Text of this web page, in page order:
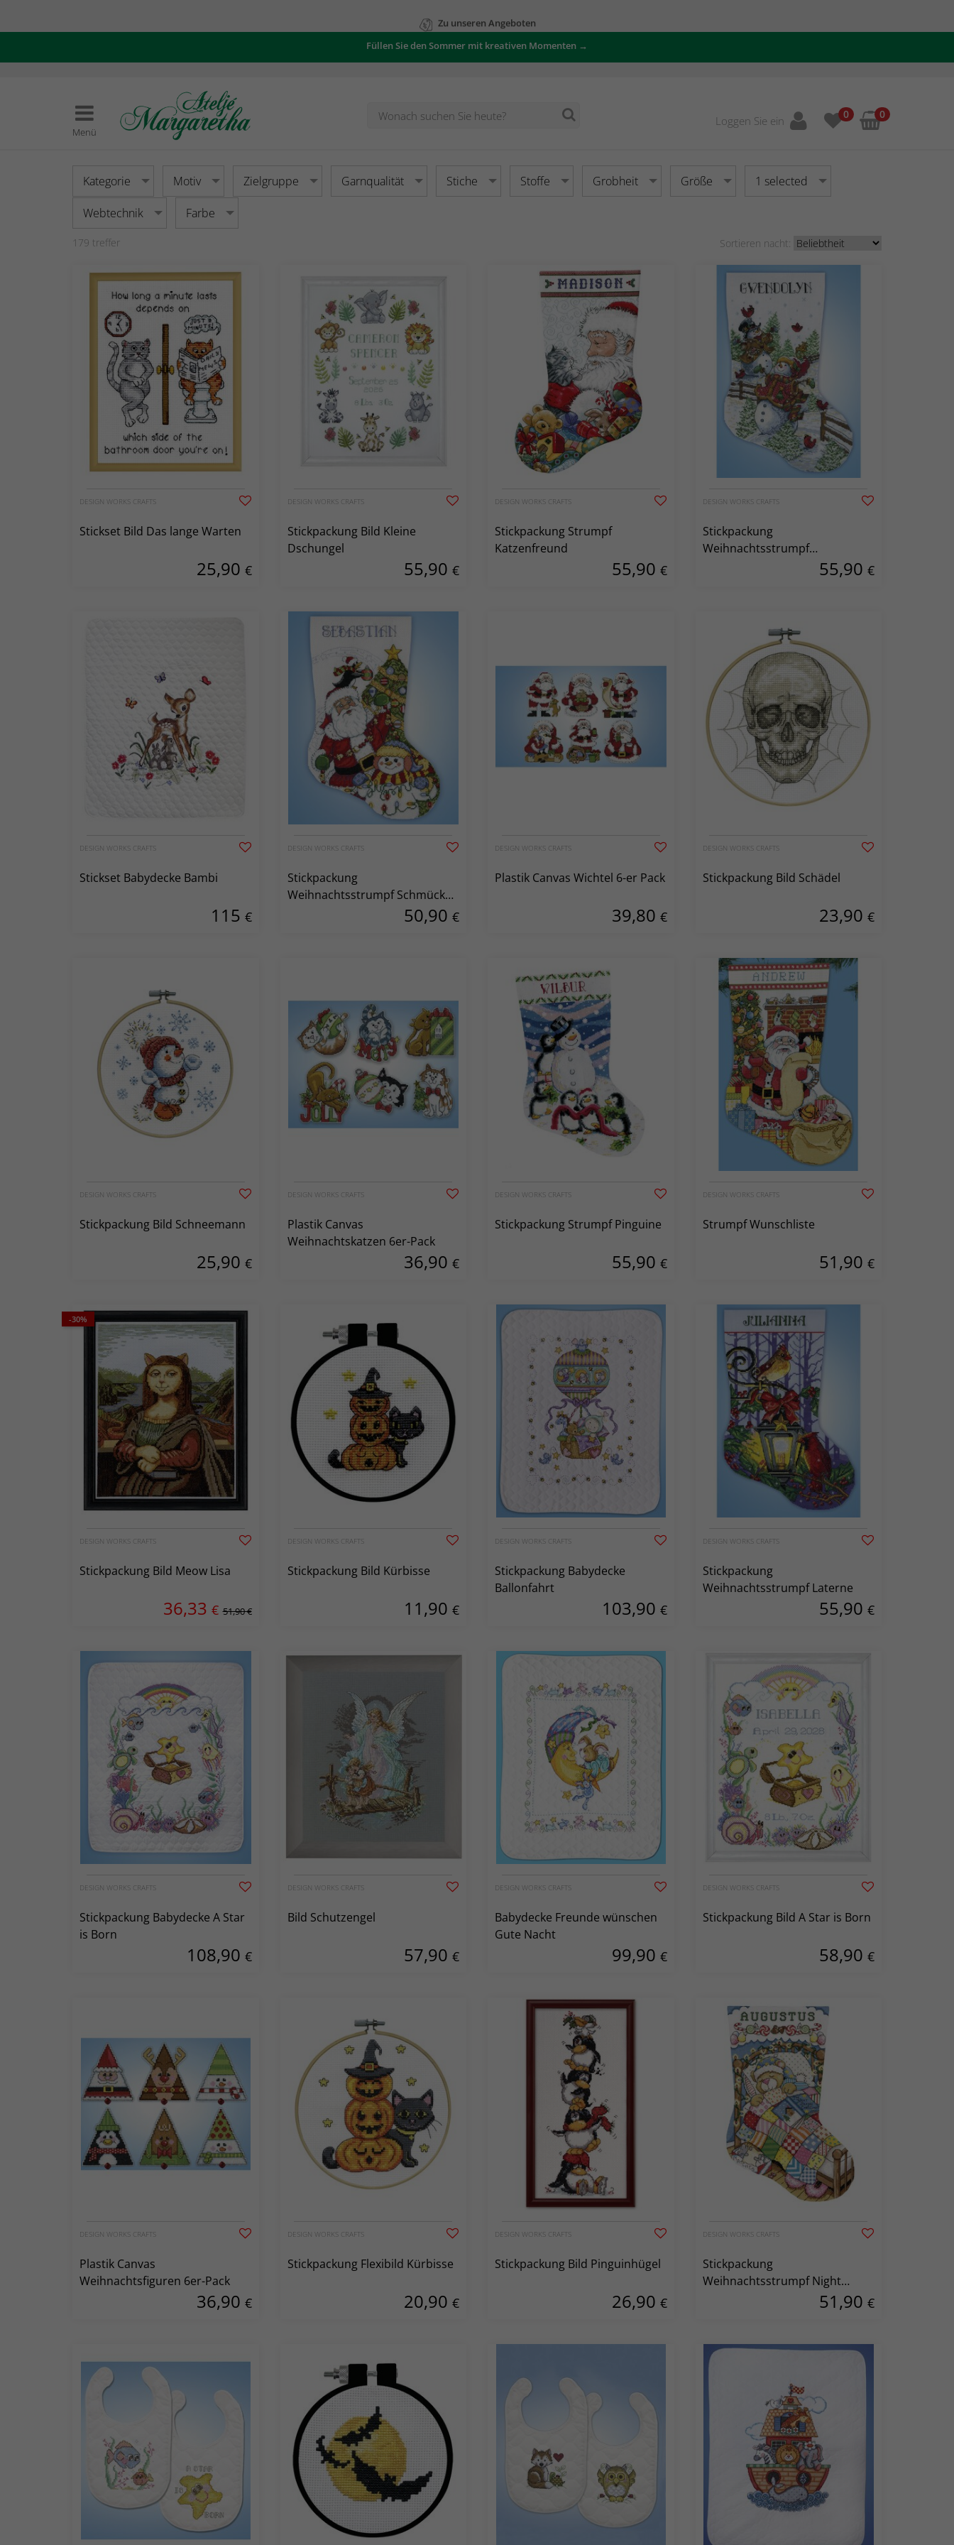
Füllen Sie den Sommer mit kreativen Momenten →
Menü
Loggen Sie ein 0 0
Kategorie Motiv Zielgruppe Garnqualität Stiche Stoffe Grobheit Größe 1 selected
Webtechnik Farbe
179 treffer Sortieren nacht:
DESIGN WORKS CRAFTS
Stickset Bild Das lange Warten
25,90 €
DESIGN WORKS CRAFTS
Stickpackung Bild Kleine
Dschungel
55,90 €
DESIGN WORKS CRAFTS
Stickpackung Strumpf
Katzenfreund
55,90 €
DESIGN WORKS CRAFTS
Stickpackung
Weihnachtsstrumpf
55,90 €
DESIGN WORKS CRAFTS
Stickset Babydecke Bambi
115 €
DESIGN WORKS CRAFTS
Stickpackung
Weihnachtsstrumpf Schmücke
50,90 €
DESIGN WORKS CRAFTS
Plastik Canvas Wichtel 6-er Pack
39,80 €
DESIGN WORKS CRAFTS
Stickpackung Bild Schädel
23,90 €
DESIGN WORKS CRAFTS
Stickpackung Bild Schneemann
25,90 €
DESIGN WORKS CRAFTS
Plastik Canvas
Weihnachtskatzen 6er-Pack
36,90 €
DESIGN WORKS CRAFTS
Stickpackung Strumpf Pinguine
55,90 €
DESIGN WORKS CRAFTS
Strumpf Wunschliste
51,90 €
-30%
DESIGN WORKS CRAFTS
Stickpackung Bild Meow Lisa
36,33 € 51,90 €
DESIGN WORKS CRAFTS
Stickpackung Bild Kürbisse
11,90 €
DESIGN WORKS CRAFTS
Stickpackung Babydecke
Ballonfahrt
103,90 €
DESIGN WORKS CRAFTS
Stickpackung
Weihnachtsstrumpf Laterne
55,90 €
DESIGN WORKS CRAFTS
Stickpackung Babydecke A Star
is Born
108,90 €
DESIGN WORKS CRAFTS
Bild Schutzengel
57,90 €
DESIGN WORKS CRAFTS
Babydecke Freunde wünschen
Gute Nacht
99,90 €
DESIGN WORKS CRAFTS
Stickpackung Bild A Star is Born
58,90 €
DESIGN WORKS CRAFTS
Plastik Canvas
Weihnachtsfiguren 6er-Pack
36,90 €
DESIGN WORKS CRAFTS
Stickpackung Flexibild Kürbisse
20,90 €
DESIGN WORKS CRAFTS
Stickpackung Bild Pinguinhügel
26,90 €
DESIGN WORKS CRAFTS
Stickpackung
Weihnachtsstrumpf Night
51,90 €